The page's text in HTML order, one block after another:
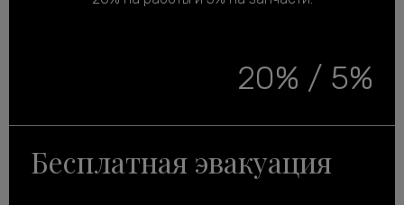
20% / 5%
Бесплатная эвакуация